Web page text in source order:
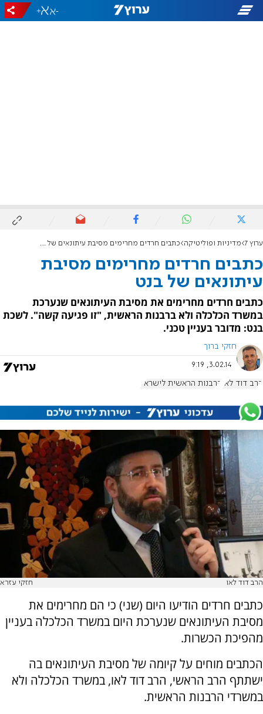
-
+
ערוץ 7 מדיניות ופוליטיקה כתבים חרדים מחרימים מסיבת עיתונאים של בנט
כתבים חרדים מחרימים מסיבת
עיתונאים של בנט
כתבים חרדים מחרימים את מסיבת העיתונאים שנערכת
במשרד הכלכלה ולא ברבנות הראשית, "זו פגיעה קשה". לשכת
בנט: מדובר בעניין טכני.
חזקי ברוך
3.02.14, 9:19
הרב דוד לאו הרבנות הראשית לישראל
הרב דוד לאו חזקי עזרא
כתבים חרדים הודיעו היום (שני) כי הם מחרימים את
מסיבת העיתונאים שנערכת היום במשרד הכלכלה בעניין
מהפיכת הכשרות.
הכתבים מוחים על קיומה של מסיבת העיתונאים בה
ישתתף הרב הראשי, הרב דוד לאו, במשרד הכלכלה ולא
במשרדי הרבנות הראשית.